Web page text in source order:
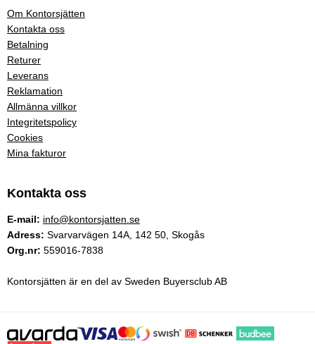
Om Kontorsjätten
Kontakta oss
Betalning
Returer
Leverans
Reklamation
Allmänna villkor
Integritetspolicy
Cookies
Mina fakturor
Kontakta oss
E-mail: info@kontorsjatten.se
Adress: Svarvarvägen 14A, 142 50, Skogås
Org.nr: 559016-7838
Kontorsjätten är en del av Sweden Buyersclub AB